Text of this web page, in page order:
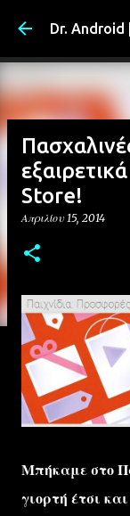
Dr. Android
Store!
Απριλίου 15, 2014
Μπήκαμε στο
γιορτή έτσι